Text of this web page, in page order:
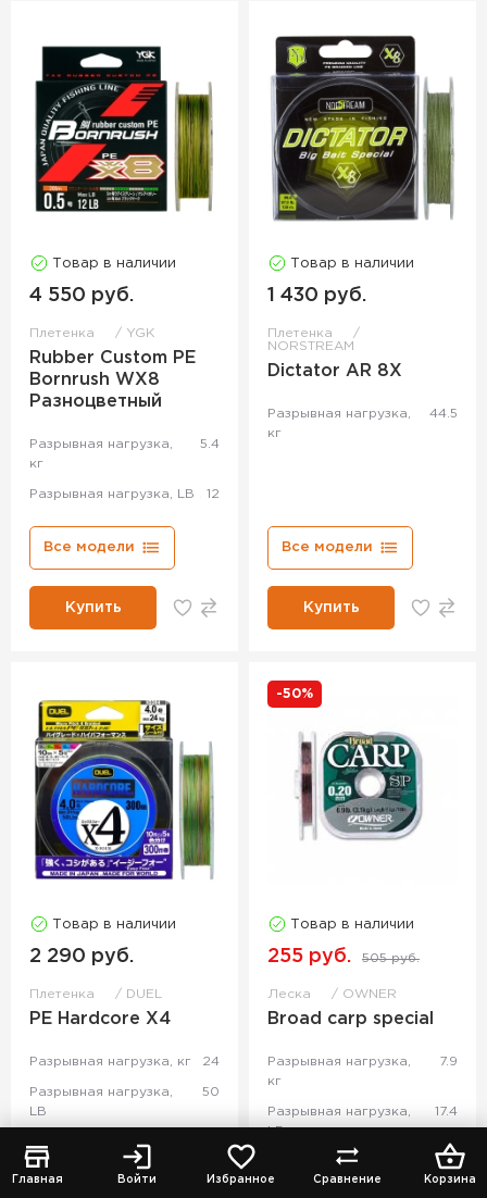
Главная Войти Избранное Сравнение Корзина
Товар в наличии
4 550 руб.
Плетенка YGK
Rubber Custom PE
Bornrush WX8
Разноцветный
Разрывная нагрузка,
кг
5.4
Разрывная нагрузка, LB 12
Все модели
Купить
Товар в наличии
1 430 руб.
Плетенка
NORSTREAM
Dictator AR 8X
Разрывная нагрузка,
кг
44.5
Все модели
Купить
Товар в наличии
2 290 руб.
Плетенка DUEL
PE Hardcore X4
Разрывная нагрузка, кг 24
Разрывная нагрузка,
LB
50
Все модели
-50%
Товар в наличии
255 руб. 505 руб.
Леска OWNER
Broad carp special
Разрывная нагрузка,
кг
7.9
Разрывная нагрузка,
LB
17.4
Все модели